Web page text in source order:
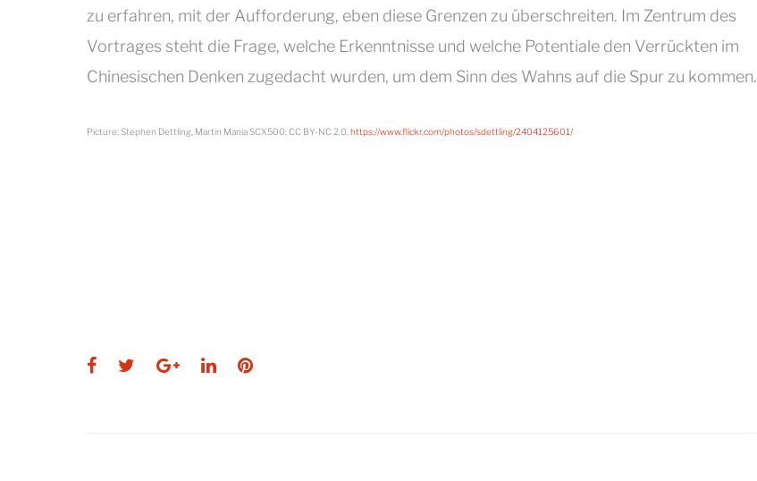
zu erfahren, mit der Aufforderung, eben diese Grenzen zu überschreiten. Im Zentrum des
Vortrages steht die Frage, welche Erkenntnisse und welche Potentiale den Verrückten im
Chinesischen Denken zugedacht wurden, um dem Sinn des Wahns auf die Spur zu kommen.
Picture: Stephen Dettling, Martin Mania SCX500; CC BY-NC 2.0, https://www.flickr.com/photos/sdettling/2404125601/
Facebook
TwitterGoogle+
LinkedInPinterest